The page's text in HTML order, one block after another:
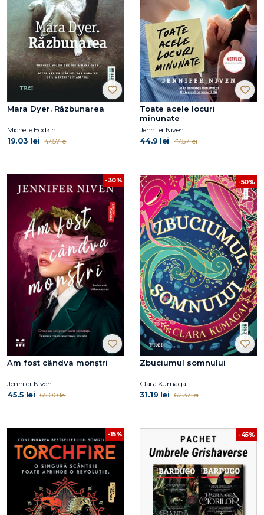
Mara Dyer. Răzbunarea
Michelle Hodkin
19.03 lei 47.57 lei
Toate acele locuri
minunate
Jennifer Niven
44.9 lei 47.57 lei
-30%
Am fost cândva monștri
Jennifer Niven
45.5 lei 65.00 lei
-50%
Zbuciumul somnului
Clara Kumagai
31.19 lei 62.37 lei
-15% -45%